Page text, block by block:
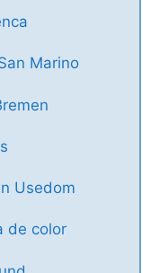
Marino
Usedom
de color